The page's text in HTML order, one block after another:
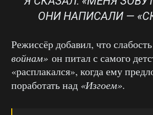
ОНИ НАПИСАЛИ —
Режиссёр добавил, что
войнам» он питал с самого
«расплакался», когда ему
поработать над «Изгоем».